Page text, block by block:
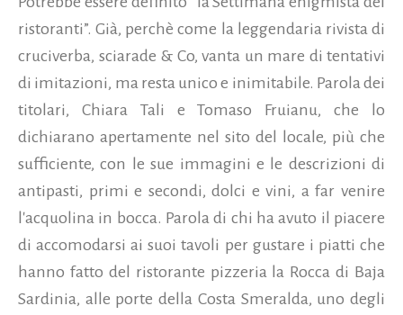
ristoranti”. Già, perchè come la leggendaria rivista di
cruciverba, sciarade & Co, vanta un mare di tentativi
di imitazioni, ma resta unico e inimitabile. Parola dei
titolari, Chiara Tali e Tomaso Fruianu, che lo
dichiarano apertamente nel sito del locale, più che
sufficiente, con le sue immagini e le descrizioni di
antipasti, primi e secondi, dolci e vini, a far venire
l'acquolina in bocca. Parola di chi ha avuto il piacere
di accomodarsi ai suoi tavoli per gustare i piatti che
hanno fatto del ristorante pizzeria la Rocca di Baja
Sardinia, alle porte della Costa Smeralda, uno degli